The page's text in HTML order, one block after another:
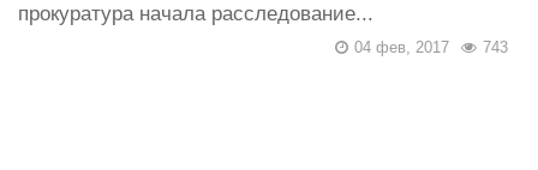
прокуратура начала расследование...
743
04 фев, 2017